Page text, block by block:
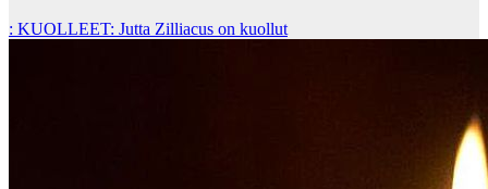
: KUOLLEET: Jutta Zilliacus on kuollut